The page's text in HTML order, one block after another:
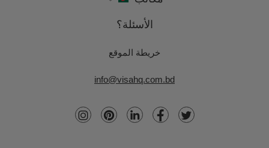
الأسئلة؟
خريطة الموقع
info@visahq.com.bd